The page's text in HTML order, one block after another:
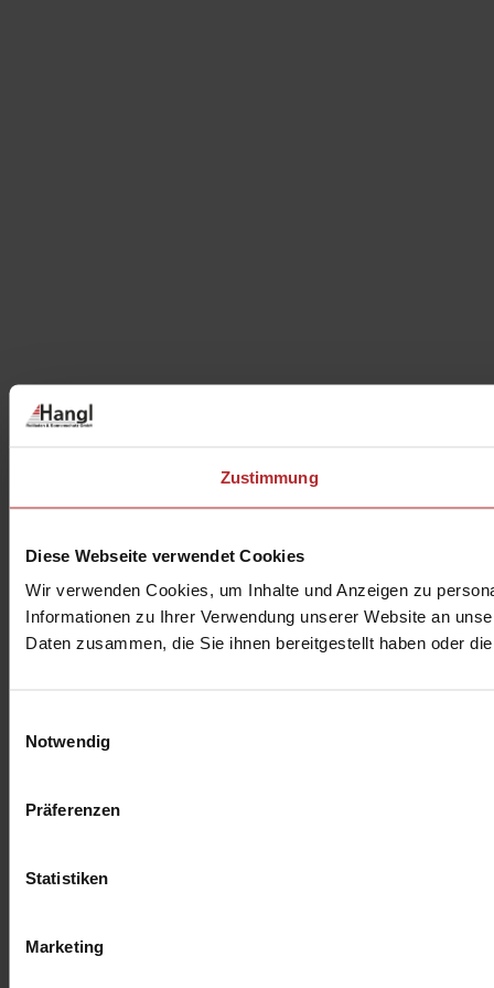
Zustimmung
Diese Webseite verwendet Cookies
Wir verwenden Cookies, um Inhalte und Anzeigen zu
Informationen zu Ihrer Verwendung unserer Website an
Daten zusammen, die Sie ihnen bereitgestellt haben oder
Notwendig
Präferenzen
Statistiken
Marketing